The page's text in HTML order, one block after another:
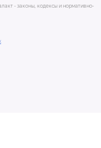
- законы, кодексы и нормативно-